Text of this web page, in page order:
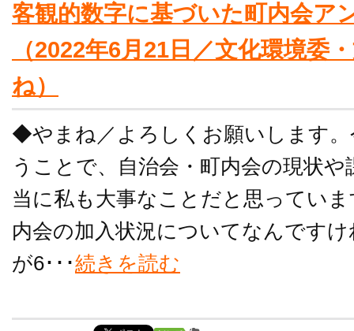
客観的数字に基づいた町内会ア
（2022年6月21日／文化環境委
ね）
◆やまね／よろしくお願いします。
うことで、自治会・町内会の現状
当に私も大事なことだと思ってい
内会の加入状況についてなんです
が6･･･続きを読む